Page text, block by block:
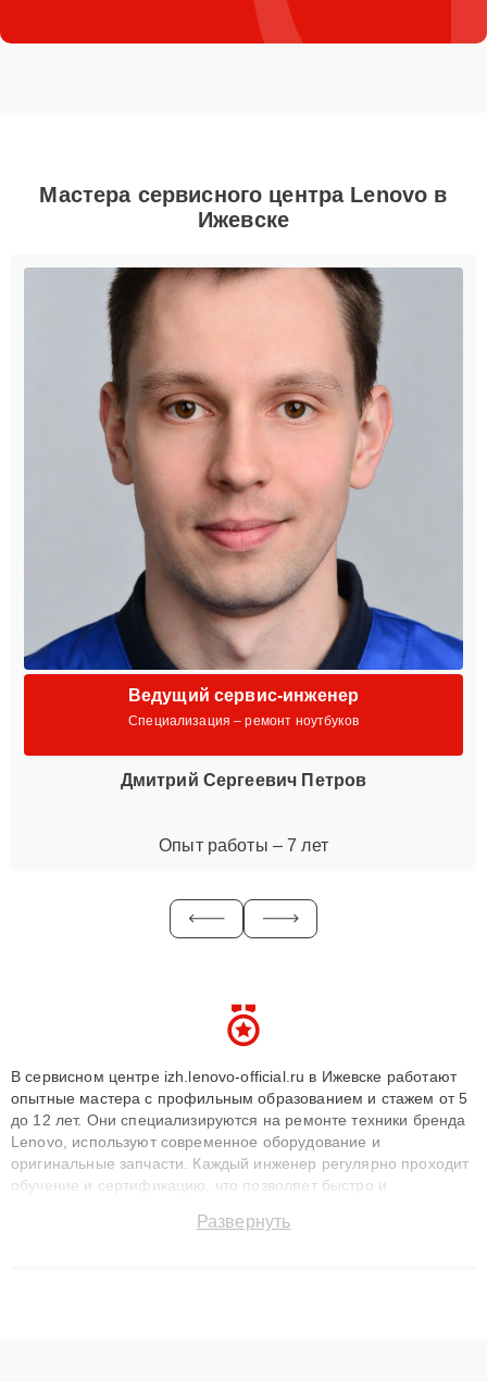
Мастера сервисного центра Lenovo в
Ижевске
Ведущий сервис-инженер
Специализация – ремонт ноутбуков
Дмитрий Сергеевич Петров
Опыт работы – 7 лет
В сервисном центре izh.lenovo-official.ru в Ижевске работают
опытные мастера с профильным образованием и стажем от 5
до 12 лет. Они специализируются на ремонте техники бренда
Lenovo, используют современное оборудование и
оригинальные запчасти. Каждый инженер регулярно проходит
обучение и сертификацию, что позволяет быстро и
сохранением гарантии до 3 лет. Наши мастера решают
Развернуть